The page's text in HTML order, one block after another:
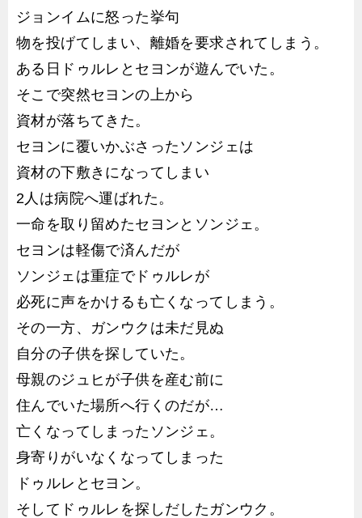
ジョンイムに怒った挙句
物を投げてしまい、離婚を要求されてしまう。
ある日ドゥルレとセヨンが遊んでいた。
そこで突然セヨンの上から
資材が落ちてきた。
セヨンに覆いかぶさったソンジェは
資材の下敷きになってしまい
2人は病院へ運ばれた。
一命を取り留めたセヨンとソンジェ。
セヨンは軽傷で済んだが
ソンジェは重症でドゥルレが
必死に声をかけるも亡くなってしまう。
その一方、ガンウクは未だ見ぬ
自分の子供を探していた。
母親のジュヒが子供を産む前に
住んでいた場所へ行くのだが…
亡くなってしまったソンジェ。
身寄りがいなくなってしまった
ドゥルレとセヨン。
そしてドゥルレを探しだしたガンウク。